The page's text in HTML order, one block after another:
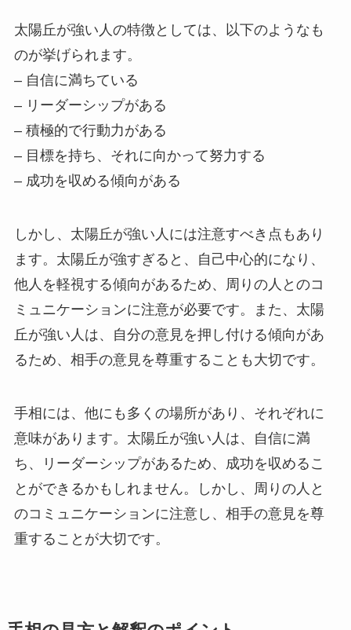
太陽丘が強い人の特徴としては、以下のようなも
のが挙げられます。
– 自信に満ちている
– リーダーシップがある
– 積極的で行動力がある
– 目標を持ち、それに向かって努力する
– 成功を収める傾向がある
しかし、太陽丘が強い人には注意すべき点もあり
ます。太陽丘が強すぎると、自己中心的になり、
他人を軽視する傾向があるため、周りの人とのコ
ミュニケーションに注意が必要です。また、太陽
丘が強い人は、自分の意見を押し付ける傾向があ
るため、相手の意見を尊重することも大切です。
手相には、他にも多くの場所があり、それぞれに
意味があります。太陽丘が強い人は、自信に満
ち、リーダーシップがあるため、成功を収めるこ
とができるかもしれません。しかし、周りの人と
のコミュニケーションに注意し、相手の意見を尊
重することが大切です。